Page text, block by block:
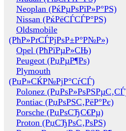
Neoplan (РќРµРѕРїР»Р°РЅ)
Nissan (РќРёСЃСЃР°РЅ)
Oldsmobile
(РћР»РґСЃРјРѕР±Р°Р№Р»)
Opel (РћРїРµР»СЊ)
Peugeot (РџРµР¶Рѕ)
Plymouth
(РџР»СЌР№РјР°СѓСЃ)
Polonez
Pontiac (РџРѕРЅС‚РёР°Рє)
Porsche (РџРѕСЂС€Рµ)
Proton (РџСЂРѕС‚РѕРЅ)